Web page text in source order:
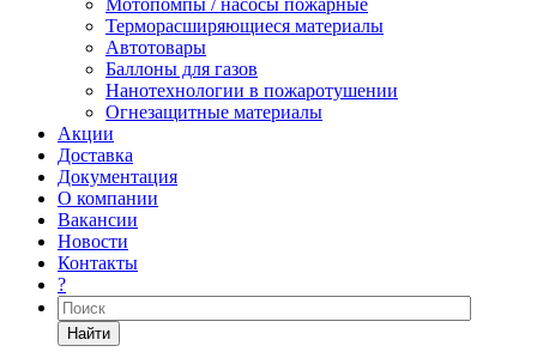
Мотопомпы / насосы пожарные
Терморасширяющиеся материалы
Автотовары
Баллоны для газов
Нанотехнологии в пожаротушении
Огнезащитные материалы
Акции
Доставка
Документация
О компании
Вакансии
Новости
Контакты
?
Найти